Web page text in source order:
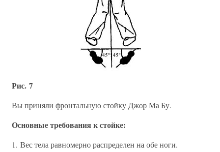
Рис. 7
Вы приняли фронтальную стойку Джор Ма Бу.
Основные требования к стойке:
1. Вес тела равномерно распределен на обе ноги.